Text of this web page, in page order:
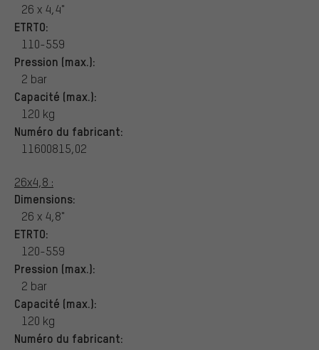
26 x 4,4"
ETRTO:
110-559
Pression (max.):
2 bar
Capacité (max.):
120 kg
Numéro du fabricant:
11600815,02
26x4,8 :
Dimensions:
26 x 4,8"
ETRTO:
120-559
Pression (max.):
2 bar
Capacité (max.):
120 kg
Numéro du fabricant: